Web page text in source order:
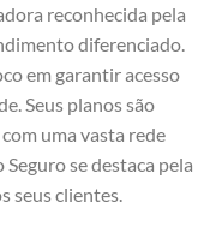
reconhecida pela
diferenciado.
em garantir acesso
Seus planos são
uma vasta rede
se destaca pela
seus clientes.